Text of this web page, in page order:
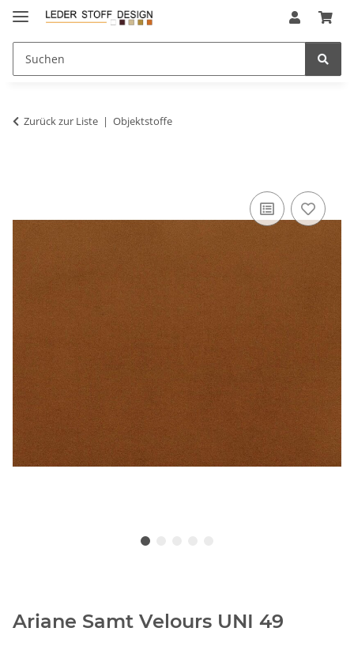
Zurück zur Liste Objektstoffe
Ariane Samt Velours UNI 49